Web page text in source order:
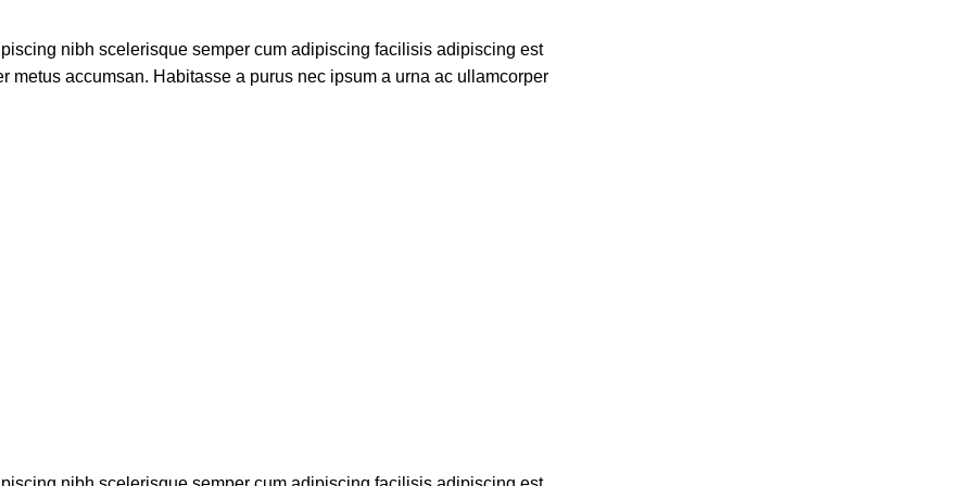
nibh scelerisque semper cum adipiscing facilisis adipiscing est
accumsan. Habitasse a purus nec ipsum a urna ac ullamcorper